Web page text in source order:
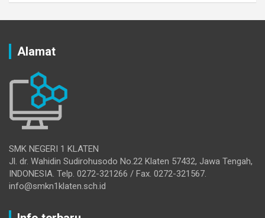
Alamat
SMK NEGERI 1 KLATEN
Jl. dr. Wahidin Sudirohusodo No.22 Klaten 57432, Jawa Tengah,
INDONESIA. Telp. 0272-321266 / Fax. 0272-321567.
info@smkn1klaten.sch.id